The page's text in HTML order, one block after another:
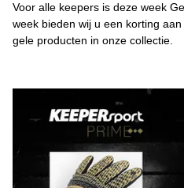
Voor alle keepers is deze week
week bieden wij u een korting
gele producten in onze collectie.